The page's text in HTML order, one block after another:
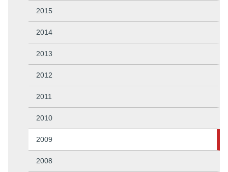
2015
2014
2013
2012
2011
2010
2009
2008